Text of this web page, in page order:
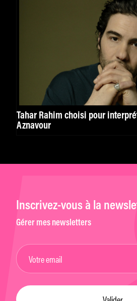
Tahar Rahim choisi pour
Aznavour
Inscrivez-vous à la
Gérer mes newsletters